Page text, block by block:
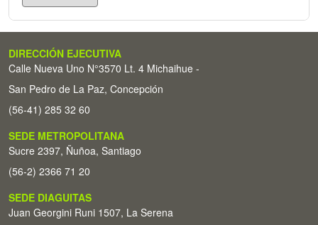
DIRECCIÓN EJECUTIVA
Calle Nueva Uno N°3570 Lt. 4 Michaihue -
San Pedro de La Paz, Concepción
(56-41) 285 32 60
SEDE METROPOLITANA
Sucre 2397, Ñuñoa, Santiago
(56-2) 2366 71 20
SEDE DIAGUITAS
Juan Georgini Runi 1507, La Serena